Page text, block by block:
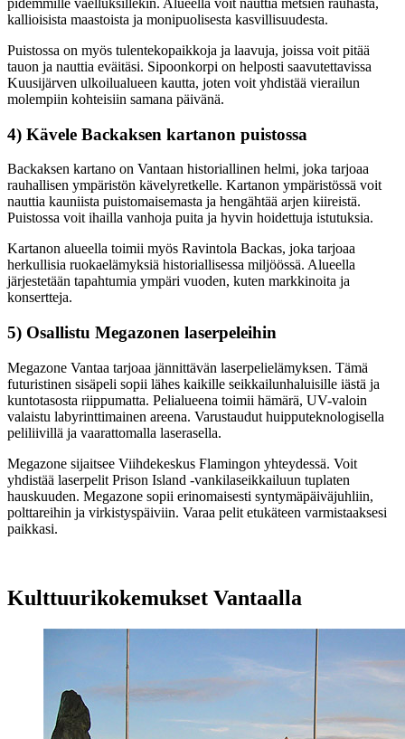
pidemmille vaelluksillekin. Alueella voit nauttia metsien rauhasta,
kallioisista maastoista ja monipuolisesta kasvillisuudesta.
Puistossa on myös tulentekopaikkoja ja laavuja, joissa voit pitää
tauon ja nauttia eväitäsi. Sipoonkorpi on helposti saavutettavissa
Kuusijärven ulkoilualueen kautta, joten voit yhdistää vierailun
molempiin kohteisiin samana päivänä.
4) Kävele Backaksen kartanon puistossa
Backaksen kartano on Vantaan historiallinen helmi, joka tarjoaa
rauhallisen ympäristön kävelyretkelle. Kartanon ympäristössä voit
nauttia kauniista puistomaisemasta ja hengähtää arjen kiireistä.
Puistossa voit ihailla vanhoja puita ja hyvin hoidettuja istutuksia.
Kartanon alueella toimii myös Ravintola Backas, joka tarjoaa
herkullisia ruokaelämyksiä historiallisessa miljöössä. Alueella
järjestetään tapahtumia ympäri vuoden, kuten markkinoita ja
konsertteja.
5) Osallistu Megazonen laserpeleihin
Megazone Vantaa tarjoaa jännittävän laserpelielämyksen. Tämä
futuristinen sisäpeli sopii lähes kaikille seikkailunhaluisille iästä ja
kuntotasosta riippumatta. Pelialueena toimii hämärä, UV-valoin
valaistu labyrinttimainen areena. Varustaudut huipputeknologisella
peliliivillä ja vaarattomalla laserasella.
Megazone sijaitsee Viihdekeskus Flamingon yhteydessä. Voit
yhdistää laserpelit Prison Island -vankilaseikkailuun tuplaten
hauskuuden. Megazone sopii erinomaisesti syntymäpäiväjuhliin,
polttareihin ja virkistyspäiviin. Varaa pelit etukäteen varmistaaksesi
paikkasi.
Kulttuurikokemukset Vantaalla